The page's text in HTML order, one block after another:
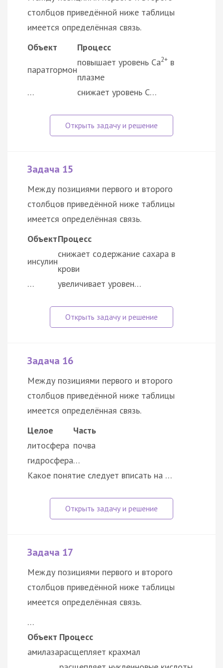
столбцов приведённой ниже таблицы
имеется определённая связь.
Объект
Процесс
паратгормон
повышает уровень Са2+ в
плазме
…
снижает уровень С…
Задача 15
Между позициями первого и второго
столбцов приведённой ниже таблицы
имеется определённая связь.
ОбъектПроцесс
инсулин
снижает содержание сахара в
крови
…
увеличивает уровен…
Задача 16
Между позициями первого и второго
столбцов приведённой ниже таблицы
имеется определённая связь.
Целое
Часть
литосфера почва
гидросфера…
Какое понятие следует вписать на …
Задача 17
Между позициями первого и второго
столбцов приведённой ниже таблицы
имеется определённая связь.
…
Объект Процесс
амилазарасщепляет крахмал